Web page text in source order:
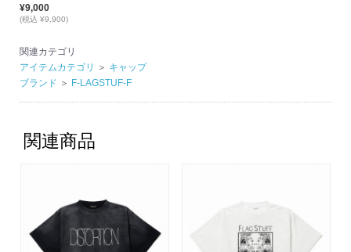
¥9,000
(税込 ¥9,900)
関連カテゴリ
アイテムカテゴリ
＞ キャップ
ブランド ＞ F-LAGSTUF-F
関連商品